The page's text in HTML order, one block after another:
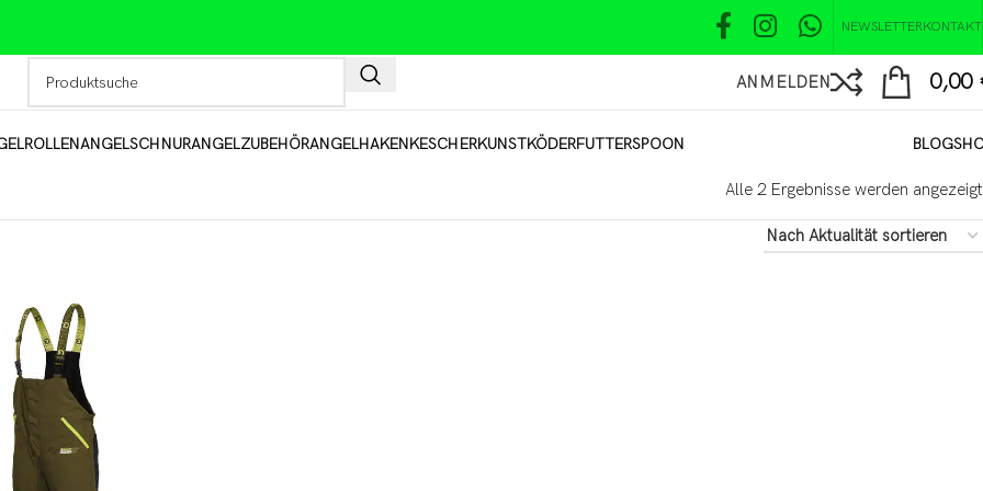
NEWSLETTERKONTAKT
ANMELDEN 0,00
ANGELSCHNURANGELZUBEHÖRANGELHAKENKESCHERKUNSTKÖDERFUTTERSPOON BLOG
Alle 2 Ergebnisse werden angezeigt